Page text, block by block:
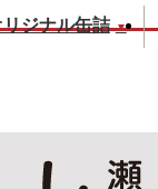
ジナル缶詰 ▼